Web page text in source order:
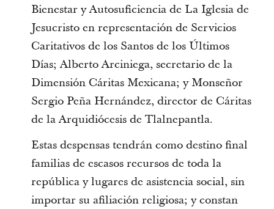
Bienestar y Autosuficiencia de La Iglesia de
Jesucristo en representación de Servicios
Caritativos de los Santos de los Últimos
Días; Alberto Arciniega, secretario de la
Dimensión Cáritas Mexicana; y Monseñor
Sergio Peña Hernández, director de Cáritas
de la Arquidiócesis de Tlalnepantla.
Estas despensas tendrán como destino final
familias de escasos recursos de toda la
república y lugares de asistencia social, sin
importar su afiliación religiosa; y constan